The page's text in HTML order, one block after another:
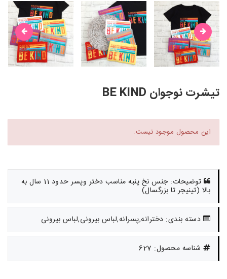
تیشرت نوجوان BE KIND
این محصول موجود نیست.
توضیحات: جنس نخ پنبه مناسب دختر وپسر حدود 11 سال به
بالا (تینیجر تا بزرگسال)
دسته بندی: دخترانه,پسرانه,لباس بیرونی,لباس بیرونی
شناسه محصول: 627